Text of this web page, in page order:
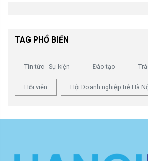
TAG PHỔ BIẾN
Tin tức - Sự kiện Đào tạo
Hội viên Hội Doanh nghiệp trẻ Hà